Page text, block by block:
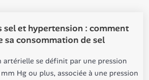
sel et hypertension : comment
sa consommation de sel
artérielle se définit par une pression
Hg ou plus, associée à une pression